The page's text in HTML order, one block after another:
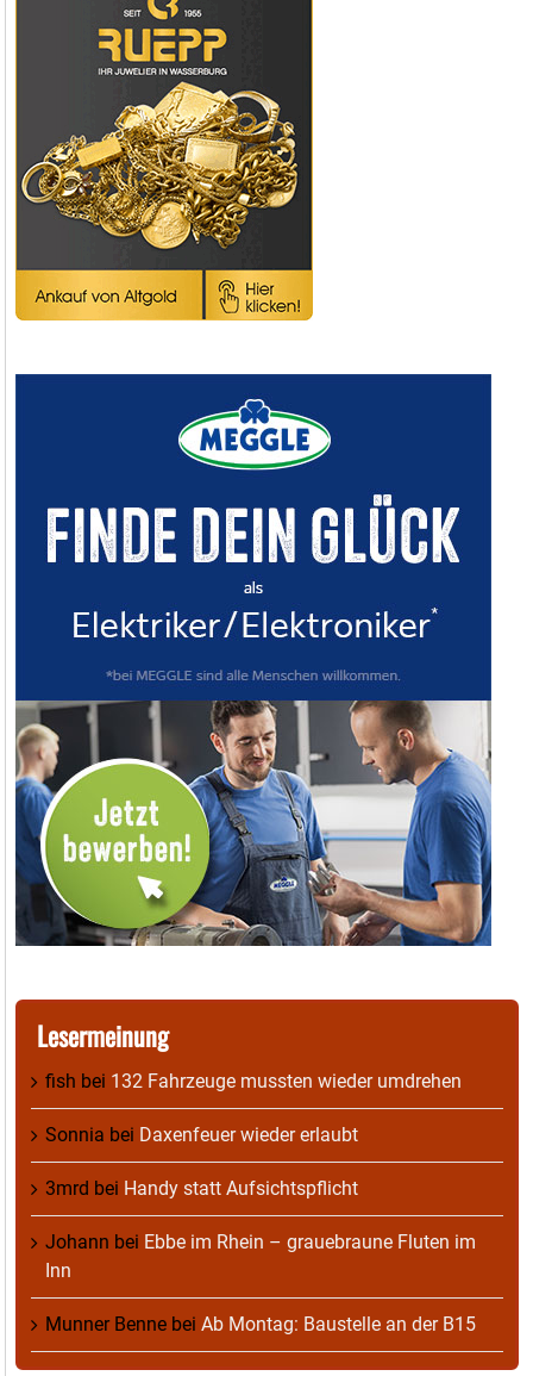
Lesermeinung
fish bei 132 Fahrzeuge mussten wieder umdrehen
Sonnia bei Daxenfeuer wieder erlaubt
3mrd bei Handy statt Aufsichtspflicht
Johann bei Ebbe im Rhein – grauebraune Fluten im
Inn
Munner Benne bei Ab Montag: Baustelle an der B15